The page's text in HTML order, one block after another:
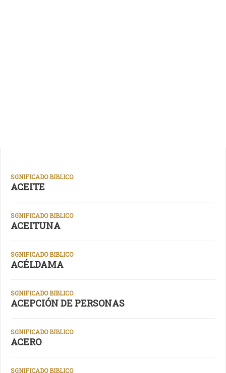
SGNIFICADO BIBLICO
ACEITE
SGNIFICADO BIBLICO
ACEITUNA
SGNIFICADO BIBLICO
ACÉLDAMA
SGNIFICADO BIBLICO
ACEPCIÓN DE PERSONAS
SGNIFICADO BIBLICO
ACERO
SGNIFICADO BIBLICO